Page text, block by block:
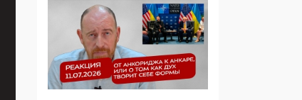
Роскомнадзор
освободили от борца с
деструктивным и
опасным контентом
07:39, 25 Мая 2026